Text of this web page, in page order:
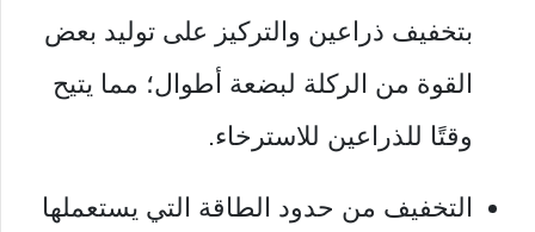
بتخفيف ذراعين والتركيز على توليد بعض
القوة من الركلة لبضعة أطوال؛ مما يتيح
وقتًا للذراعين للاسترخاء.
التخفيف من حدود الطاقة التي يستعملها